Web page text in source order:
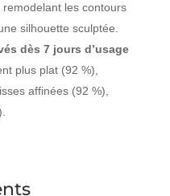
les contours
silhouette sculptée.
dès 7 jours d’usage
plus plat (92 %),
affinées (92 %),